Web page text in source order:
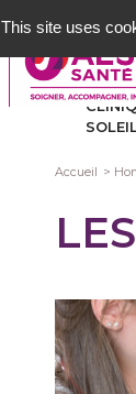
Fil
Accueil
This site uses